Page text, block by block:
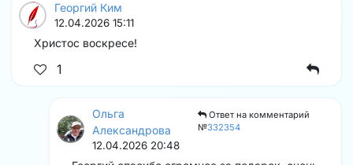
Георгий Ким
12.04.2026 15:11
Христос воскресе!
1
Ольга
Александрова
Ответ на комментарий
№332354
12.04.2026 20:48